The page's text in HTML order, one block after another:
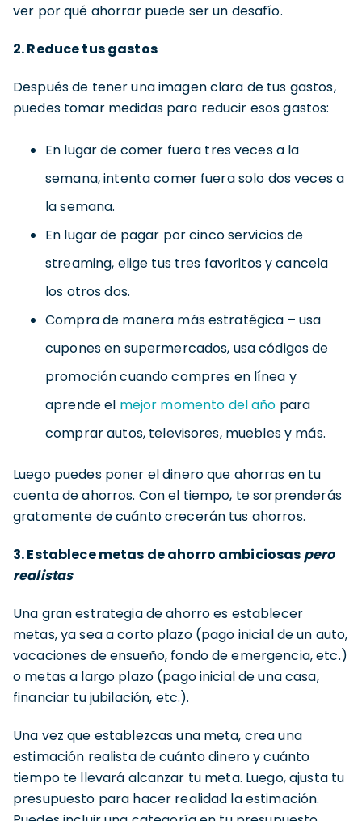
ver por qué ahorrar puede ser un desafío.
2. Reduce tus gastos
Después de tener una imagen clara de tus gastos,
puedes tomar medidas para reducir esos gastos:
En lugar de comer fuera tres veces a la
semana, intenta comer fuera solo dos veces a
la semana.
En lugar de pagar por cinco servicios de
streaming, elige tus tres favoritos y cancela
los otros dos.
Compra de manera más estratégica – usa
cupones en supermercados, usa códigos de
promoción cuando compres en línea y
aprende el mejor momento del año para
comprar autos, televisores, muebles y más.
Luego puedes poner el dinero que ahorras en tu
cuenta de ahorros. Con el tiempo, te sorprenderás
gratamente de cuánto crecerán tus ahorros.
3. Establece metas de ahorro ambiciosaspero
realistas
Una gran estrategia de ahorro es establecer
metas, ya sea a corto plazo (pago inicial de un auto,
vacaciones de ensueño, fondo de emergencia, etc.)
o metas a largo plazo (pago inicial de una casa,
financiar tu jubilación, etc.).
Una vez que establezcas una meta, crea una
estimación realista de cuánto dinero y cuánto
tiempo te llevará alcanzar tu meta. Luego, ajusta tu
presupuesto para hacer realidad la estimación.